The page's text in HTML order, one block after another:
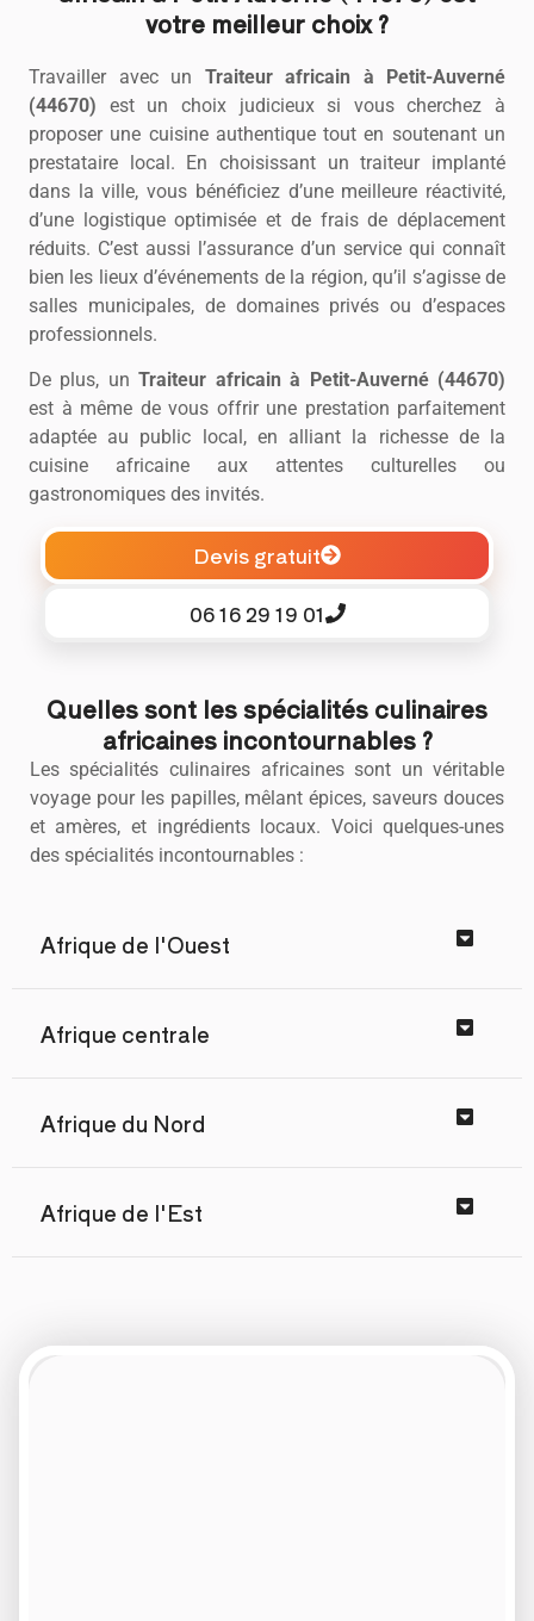
votre meilleur choix ?
Travailler avec un Traiteur africain à Petit-Auverné
(44670) est un choix judicieux si vous cherchez à
proposer une cuisine authentique tout en soutenant un
prestataire local. En choisissant un traiteur implanté
dans la ville, vous bénéficiez d’une meilleure réactivité,
d’une logistique optimisée et de frais de déplacement
réduits. C’est aussi l’assurance d’un service qui connaît
bien les lieux d’événements de la région, qu’il s’agisse de
salles municipales, de domaines privés ou d’espaces
professionnels.
De plus, unTraiteur africain à Petit-Auverné (44670)
est à même de vous offrir une prestation parfaitement
adaptée au public local, en alliant la richesse de la
cuisine africaine aux attentes culturelles ou
gastronomiques des invités.
Devis gratuit
06 16 29 19 01
Quelles sont les spécialités culinaires
africaines incontournables ?
Les spécialités culinaires africaines sont un véritable
voyage pour les papilles, mêlant épices, saveurs douces
et amères, et ingrédients locaux. Voici quelques-unes
des spécialités incontournables :
Afrique de l'Ouest
Afrique centrale
Afrique du Nord
Afrique de l'Est